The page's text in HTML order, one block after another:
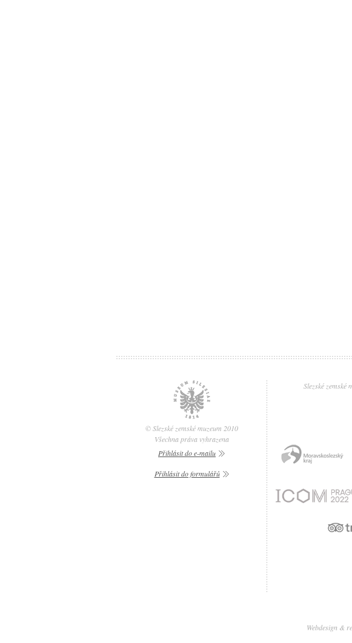
Slezské
© Slezské zemské muzeum 2010
Všechna práva vyhrazena
Přihlásit do e-mailu
Přihlásit do formulářů
Webdesign &